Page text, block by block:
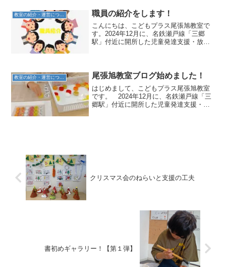
存在でありたいと考えています。このブ
ログでは、その日々の...
職員の紹介をします！
こんにちは、こどもプラス尾張旭教室で
す。2024年12月に、名鉄瀬戸線「三郷
駅」付近に開所した児童発達支援・放課
ちの小さな¨できた！...
尾張旭教室ブログ始めました！
はじめまして、こどもプラス尾張旭教室
です。 2024年12月に、名鉄瀬戸線「三
郷駅」付近に開所した児童発達支援・放
クリスマス会のねらいと支援の工夫
書初めギャラリー！【第１弾】